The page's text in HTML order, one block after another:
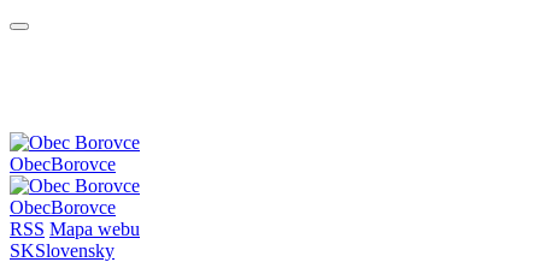
ObecBorovce
ObecBorovce
RSS Mapa webu
SKSlovensky